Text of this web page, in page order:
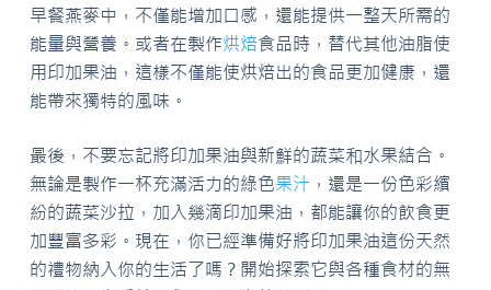
早餐燕麥中，不僅能增加口感，還能提供一整天所需的
能量與營養。或者在製作烘焙食品時，替代其他油脂使
用印加果油，這樣不僅能使烘焙出的食品更加健康，還
能帶來獨特的風味。
最後，不要忘記將印加果油與新鮮的蔬菜和水果結合。
無論是製作一杯充滿活力的綠色果汁 ，還是一份色彩繽
紛的蔬菜沙拉，加入幾滴印加果油，都能讓你的飲食更
加豐富多彩。現在，你已經準備好將印加果油這份天然
的禮物納入你的生活了嗎？開始探索它與各種食材的無